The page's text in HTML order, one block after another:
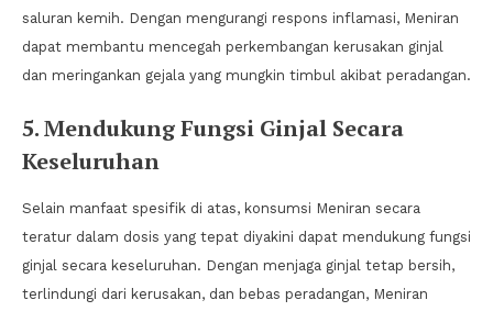
saluran kemih. Dengan mengurangi respons inflamasi, Meniran
dapat membantu mencegah perkembangan kerusakan ginjal
dan meringankan gejala yang mungkin timbul akibat peradangan.
5. Mendukung Fungsi Ginjal Secara
Keseluruhan
Selain manfaat spesifik di atas, konsumsi Meniran secara
teratur dalam dosis yang tepat diyakini dapat mendukung fungsi
ginjal secara keseluruhan. Dengan menjaga ginjal tetap bersih,
terlindungi dari kerusakan, dan bebas peradangan, Meniran